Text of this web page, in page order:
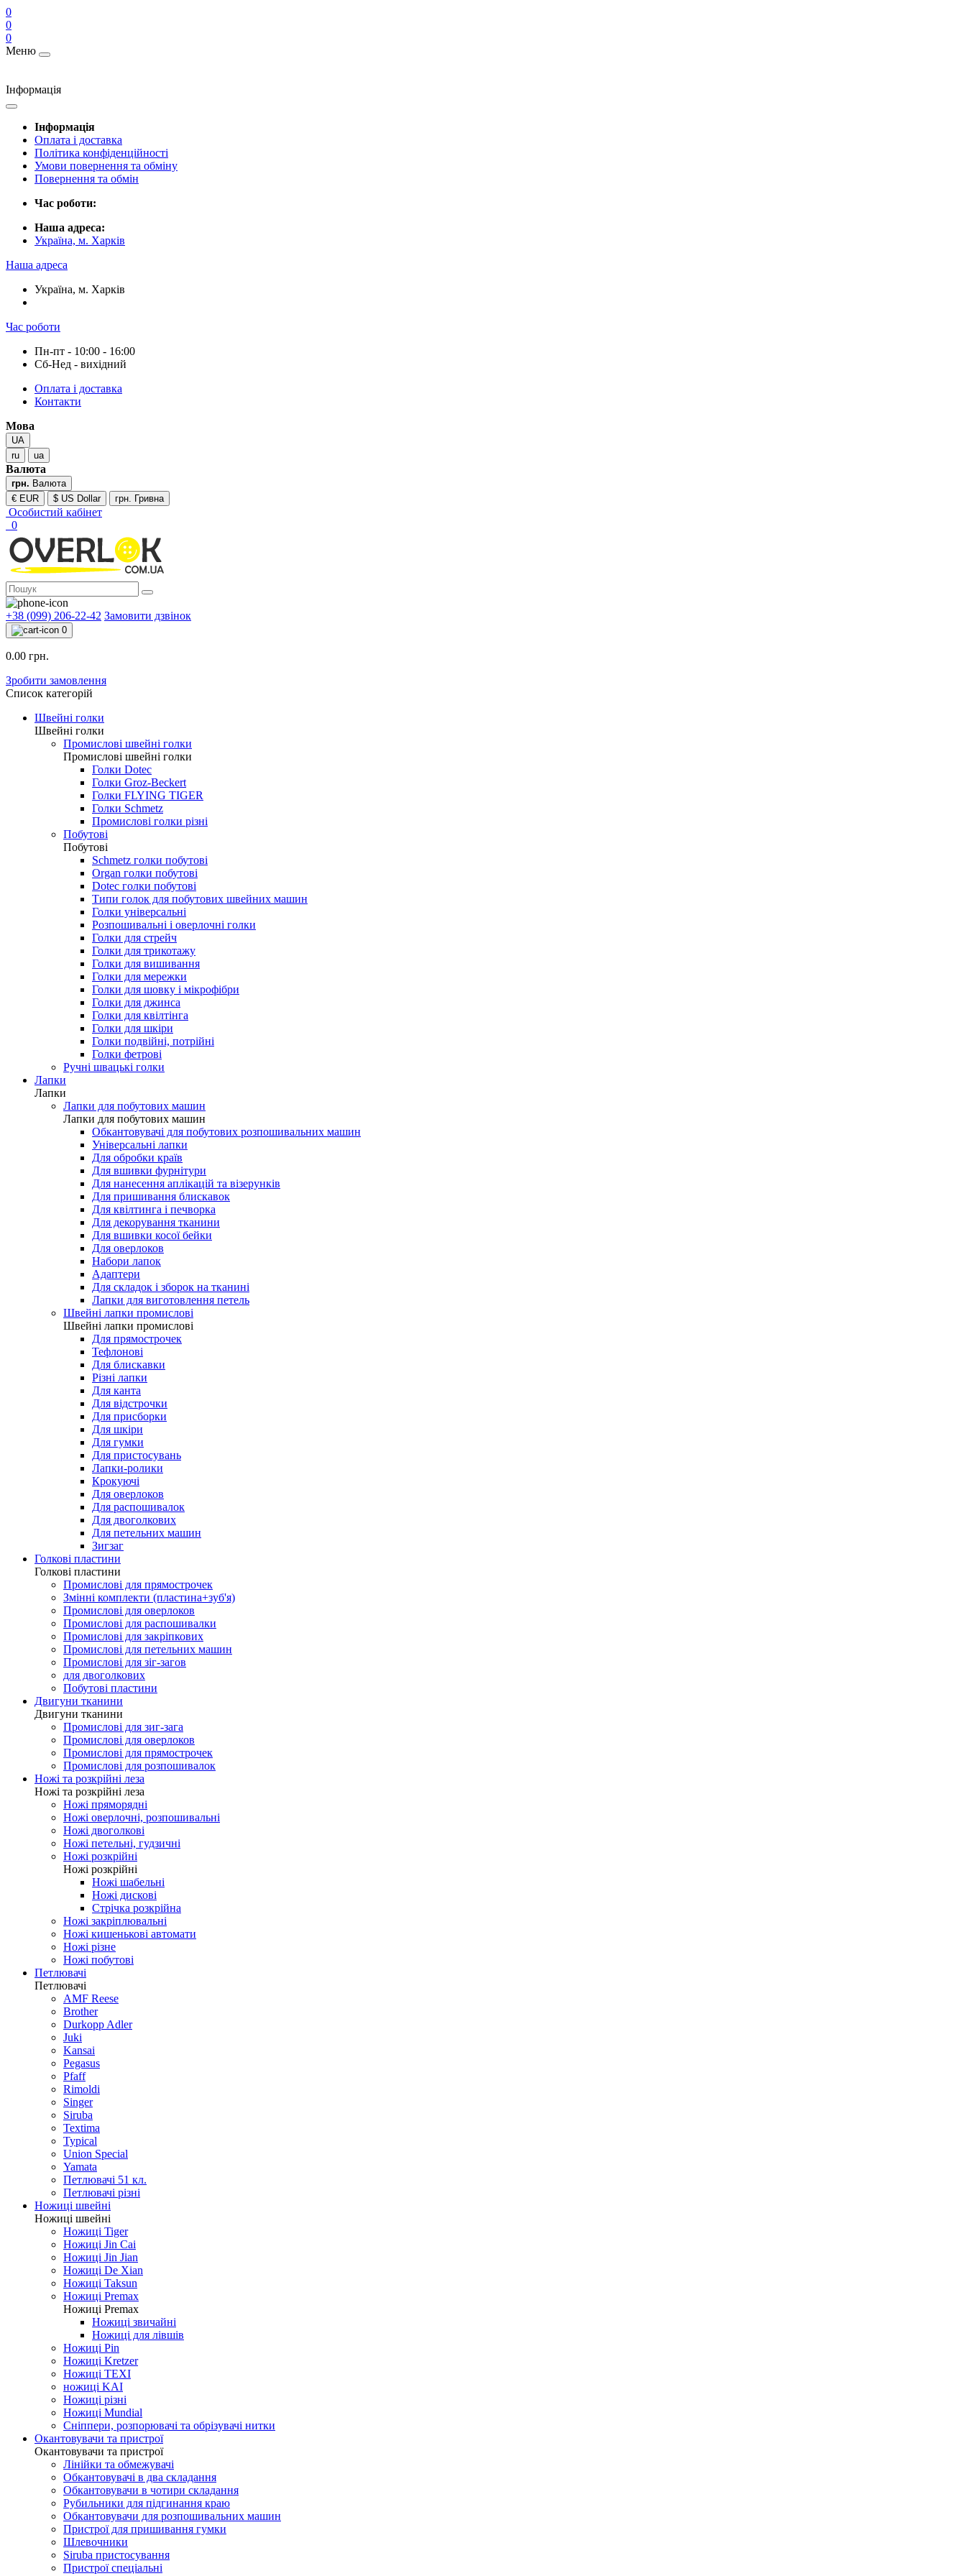
0
0
0
Меню
Інформація
Інформація
Оплата і доставка
Політика конфіденційності
Умови повернення та обміну
Повернення та обмін
Час роботи:
Наша адреса:
Україна, м. Харків
Наша адреса
Україна, м. Харків
Час роботи
Пн-пт - 10:00 - 16:00
Сб-Нед - вихідний
Оплата і доставка
Контакти
Мова
UA
ru
ua
Валюта
грн. Валюта
€ EUR
$ US Dollar грн. Гривна
Особистий кабінет
0
+38 (099) 206-22-42 Замовити дзвінок
0
0.00 грн.
Зробити замовлення
Список категорій
Швейні голки
Швейні голки
Промислові швейні голки
Промислові швейні голки
Голки Dotec
Голки Groz-Beckert
Голки FLYING TIGER
Голки Schmetz
Промислові голки різні
Побутові
Побутові
Schmetz голки побутові
Organ голки побутові
Dotec голки побутові
Типи голок для побутових швейних машин
Голки універсальні
Розпошивальні і оверлочні голки
Голки для стрейч
Голки для трикотажу
Голки для вишивання
Голки для мережки
Голки для шовку і мікрофібри
Голки для джинса
Голки для квілтінга
Голки для шкіри
Голки подвійні, потрійні
Голки фетрові
Ручні швацькі голки
Лапки
Лапки
Лапки для побутових машин
Лапки для побутових машин
Обкантовувачі для побутових розпошивальних машин
Універсальні лапки
Для обробки країв
Для вшивки фурнітури
Для нанесення аплікацій та візерунків
Для пришивання блискавок
Для квілтинга і печворка
Для декорування тканини
Для вшивки косої бейки
Для оверлоков
Набори лапок
Адаптери
Для складок і зборок на тканині
Лапки для виготовлення петель
Швейні лапки промислові
Швейні лапки промислові
Для прямострочек
Тефлонові
Для блискавки
Різні лапки
Для канта
Для відстрочки
Для присборки
Для шкіри
Для гумки
Для пристосувань
Лапки-ролики
Крокуючі
Для оверлоков
Для распошивалок
Для двоголкових
Для петельних машин
Зигзаг
Голкові пластини
Голкові пластини
Промислові для прямострочек
Змінні комплекти (пластина+зуб'я)
Промислові для оверлоков
Промислові для распошивалки
Промислові для закріпкових
Промислові для петельних машин
Промислові для зіг-загов
для двоголкових
Побутові пластини
Двигуни тканини
Двигуни тканини
Промислові для зиг-зага
Промислові для оверлоков
Промислові для прямострочек
Промислові для розпошивалок
Ножі та розкрійні леза
Ножі та розкрійні леза
Ножі пряморядні
Ножі оверлочні, розпошивальні
Ножі двоголкові
Ножі петельні, гудзичні
Ножі розкрійні
Ножі розкрійні
Ножі шабельні
Ножі дискові
Стрічка розкрійна
Ножі закріплювальні
Ножі кишенькові автомати
Ножі різне
Ножі побутові
Петлювачі
Петлювачі
AMF Reese
Brother
Durkopp Adler
Juki
Kansai
Pegasus
Pfaff
Rimoldi
Singer
Siruba
Textima
Typical
Union Special
Yamata
Петлювачі 51 кл.
Петлювачі різні
Ножиці швейні
Ножиці швейні
Ножиці Tiger
Ножиці Jin Cai
Ножиці Jin Jian
Ножиці De Xian
Ножиці Taksun
Ножиці Premax
Ножиці Premax
Ножиці звичайні
Ножиці для лівшів
Ножиці Pin
Ножиці Kretzer
Ножиці TEXI
ножиці KAI
Ножиці різні
Ножиці Mundial
Сніппери, розпорювачі та обрізувачі нитки
Окантовувачи та пристрої
Окантовувачи та пристрої
Лінійки та обмежувачі
Обкантовувачі в два складання
Обкантовувачи в чотири складання
Рубильники для підгинання краю
Обкантовувачи для розпошивальних машин
Пристрої для пришивання гумки
Шлевочники
Siruba пристосування
Пристрої спеціальні